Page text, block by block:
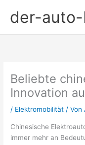
Inhaltder-
Beliebte
Innovation
/ Elektromobilität / Von
Chinesische
immer mehr an